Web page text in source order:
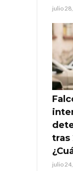
julio
tras
julio